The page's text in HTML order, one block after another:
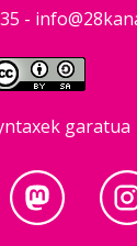
-
garatua